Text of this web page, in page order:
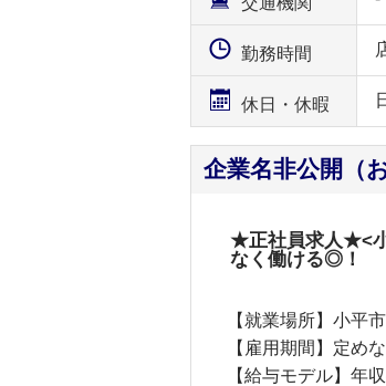
勤務時間
休日・休暇
企業名非公開（
★正社員求人★<
なく働ける◎！
【就業場所】小平市
【雇用期間】定め
【給与モデル】年